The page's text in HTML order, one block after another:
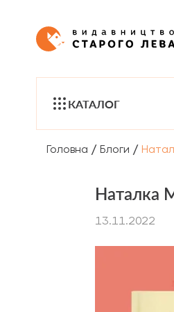
КАТАЛОГ
Головна / Блоги /
Наталка
13.11.2022